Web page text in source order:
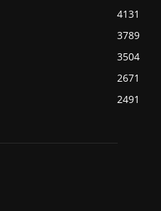
4131
3789
3504
2671
2491